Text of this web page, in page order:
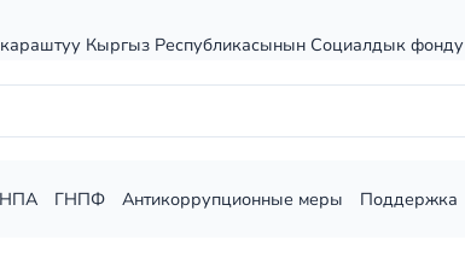
Кыргыз Республикасынын Социалдык фонду
НПА ГНПФ Антикоррупционные меры Поддержка